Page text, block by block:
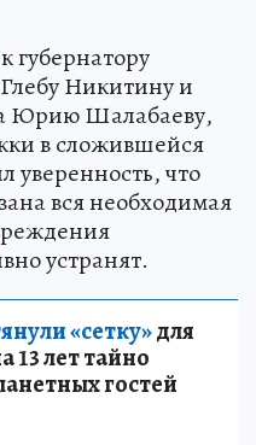
губернатору
Никитину и
Юрию Шалабаеву,
в сложившейся
уверенность, что
вся необходимая
устранят.
«сетку»для
13 лет тайно
гостей